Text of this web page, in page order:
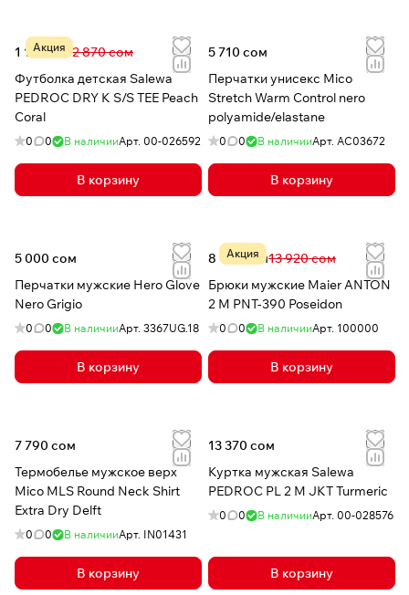
Акция
1 172 сом2 870 сом
Футболка детская Salewa
PEDROC DRY K S/S TEE Peach
Coral
0 0 В наличииАрт. 00-026592
В корзину
5 710 сом
Перчатки унисекс Mico
Stretch Warm Control nero
polyamide/elastane
0 0 В наличииАрт. AC03672
В корзину
5 000 сом
Перчатки мужские Hero Glove
Nero Grigio
0 0 В наличииАрт. 3367UG.18
В корзину
Акция
8 163 сом13 920 сом
Брюки мужские Maier ANTON
2 M PNT-390 Poseidon
0 0 В наличииАрт. 100000
В корзину
7 790 сом
Термобелье мужское верх
Mico MLS Round Neck Shirt
Extra Dry Delft
0 0 В наличииАрт. IN01431
В корзину
13 370 сом
Куртка мужская Salewa
PEDROC PL 2 M JKT Turmeric
0 0 В наличииАрт. 00-028576
В корзину